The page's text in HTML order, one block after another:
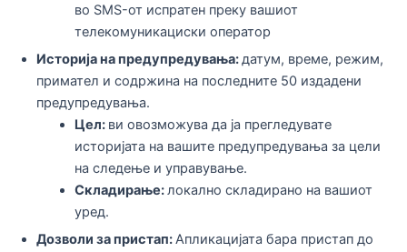
во SMS-от испратен преку вашиот
телекомуникациски оператор
Историја на предупредувања:датум, време, режим,
примател и содржина на последните 50 издадени
предупредувања.
Цел: ви овозможува да ја прегледувате
историјата на вашите предупредувања за цели
на следење и управување.
Складирање:локално складирано на вашиот
уред.
Дозволи за пристап:Апликацијата бара пристап до